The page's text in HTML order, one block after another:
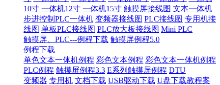
10寸 一体机12寸 一体机15寸 触摸屏接线图 文本一体机
步进控制PLC一体机 变频器接线图 PLC接线图 专用机接
线图 单板PLC接线图 PLC放大板接线图 Mini PLC
触摸屏、PLC---例程下载 触摸屏例程5.0
例程下载
单色文本一体机例程 彩色文本例程 彩色文本一体机例程
PLC例程 触摸屏例程3.3 E系列触摸屏例程 DTU
变频器 专用机 文档下载 USB驱动下载 U盘下载教程案